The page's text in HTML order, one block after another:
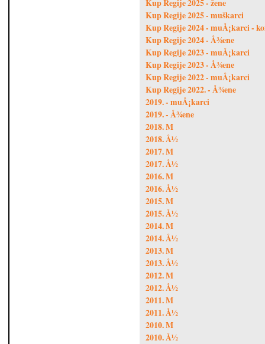
Kup Regije 2025 - žene
Kup Regije 2025 - muškarci
Kup Regije 2024 - muÅ¡karci -
Kup Regije 2024 - Å¾ene
Kup Regije 2023 - muÅ¡karci
Kup Regije 2023 - Å¾ene
Kup Regije 2022 - muÅ¡karci
Kup Regije 2022. - Å¾ene
2019. - muÅ¡karci
2019. - Å¾ene
2018. M
2018. Å½
2017. M
2017. Å½
2016. M
2016. Å½
2015. M
2015. Å½
2014. M
2014. Å½
2013. M
2013. Å½
2012. M
2012. Å½
2011. M
2011. Å½
2010. M
2010. Å½